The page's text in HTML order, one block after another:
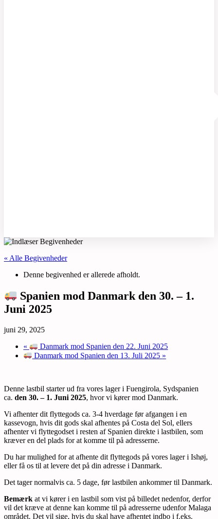
« Alle Begivenheder
Denne begivenhed er allerede afholdt.
Spanien mod Danmark den 30. – 1.
Juni 2025
juni 29, 2025
«
Danmark mod Spanien den 22. Juni 2025
Danmark mod Spanien den 13. Juli 2025 »
Denne lastbil starter ud fra vores lager i Fuengirola, Sydspanien
ca. den 30. – 1. Juni 2025, hvor vi kører mod Danmark.
Vi afhenter dit flyttegods ca. 3-4 hverdage før afgangen i en
kassevogn, hvis dit gods skal afhentes på Costa del Sol, ellers
afhenter vi flyttegodset i resten af Spanien direkte i lastbilen, som
kræver en del plads for at komme til på adresserne.
Du har mulighed for at afhente dit flyttegods på vores lager i Ishøj,
eller få os til at levere det på din adresse i Danmark.
Det tager normalvis ca. 5 dage, før lastbilen ankommer til Danmark.
Bemærk at vi kører i en lastbil som vist på billedet nedenfor, derfor
vil det kræve at denne kan komme til på adresserne udenfor Malaga
området. Det vil sige, hvis du skal have afhentet indbo i f.eks.